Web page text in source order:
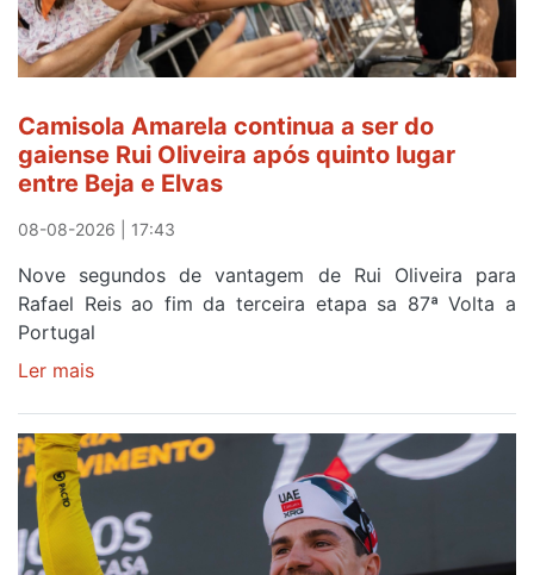
Camisola Amarela continua a ser do
gaiense Rui Oliveira após quinto lugar
entre Beja e Elvas
08-08-2026 | 17:43
Nove segundos de vantagem de Rui Oliveira para
Rafael Reis ao fim da terceira etapa sa 87ª Volta a
Portugal
Ler mais
continua
a
ser
do
gaiense